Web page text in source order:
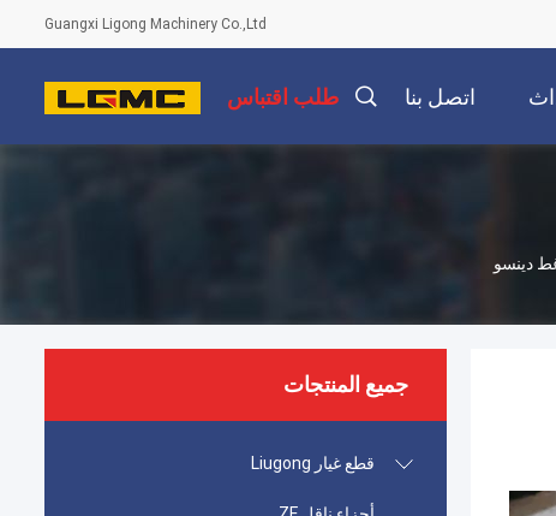
Guangxi Ligong Machinery Co.,Ltd
اتصل بنا طلب اقتباس
جميع المنتجات
قطع غيار Liugong